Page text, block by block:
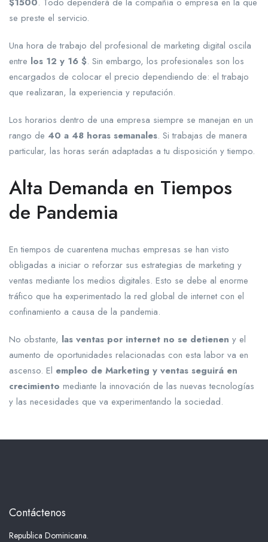
se preste el servicio.
Una hora de trabajo del profesional de marketing digital oscila
entre los 12 y 16 $. Sin embargo, los profesionales son los
encargados de colocar el precio dependiendo de: el trabajo
que realizaran, la experiencia y reputación.
Los horarios dentro de una empresa siempre se manejan en un
rango de 40 a 48 horas semanales. Si trabajas de manera
particular, las horas serán adaptadas a tu disposición y tiempo.
Alta Demanda en Tiempos
de Pandemia
En tiempos de cuarentena muchas empresas se han visto
obligadas a iniciar o reforzar sus estrategias de marketing y
ventas mediante los medios digitales. Esto se debe al enorme
tráfico que ha experimentado la red global de internet con el
confinamiento a causa de la pandemia.
No obstante, las ventas por internet no se detienen y el
aumento de oportunidades relacionadas con esta labor va en
ascenso. El empleo de Marketing y ventas seguirá en
crecimiento mediante la innovación de las nuevas tecnologías
y las necesidades que va experimentando la sociedad.
Contáctenos
Republica Dominicana.